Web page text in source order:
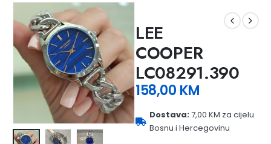
LEE
COOPER
LC08291.390
158,00 KM
Dostava:7,00 KM za cijelu
Bosnu i Hercegovinu